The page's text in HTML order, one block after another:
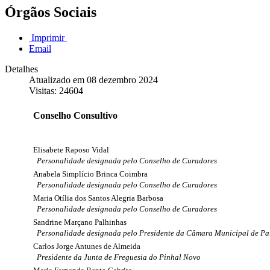
Órgãos Sociais
Imprimir
Email
Detalhes
Atualizado em 08 dezembro 2024
Visitas: 24604
Conselho Consultivo
Elisabete Raposo Vidal
Personalidade designada pelo Conselho de Curadores
Anabela Simplício Brinca Coimbra
Personalidade designada pelo Conselho de Curadores
Maria Otília dos Santos Alegria Barbosa
Personalidade designada pelo Conselho de Curadores
Sandrine Marçano Palhinhas
Personalidade designada pelo Presidente da Câmara Municipal de
Carlos Jorge Antunes de Almeida
Presidente da Junta de Freguesia do Pinhal Novo